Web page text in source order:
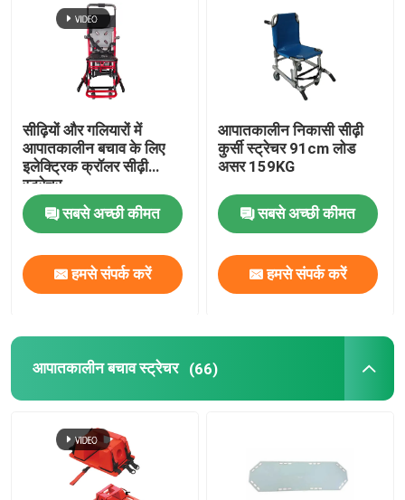
सीढ़ियों और गलियारों में
आपातकालीन बचाव के लिए
इलेक्ट्रिक क्रॉलर सीढ़ी
स्ट्रेचर
सबसे अच्छी कीमत
हमसे संपर्क करें
आपातकालीन निकासी सीढ़ी
कुर्सी स्ट्रेचर 91cm लोड
असर 159KG
सबसे अच्छी कीमत
हमसे संपर्क करें
आपातकालीन बचाव स्ट्रेचर (66)